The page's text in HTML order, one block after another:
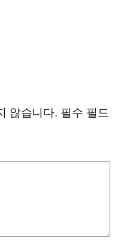
않습니다. 필수 필드